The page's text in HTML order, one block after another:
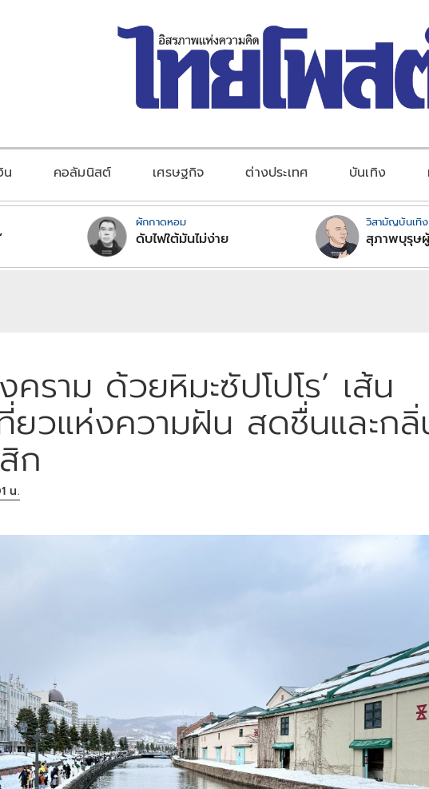
น คอลัมนิสต์ เศรษฐกิจ ต่างประเทศ บันเทิง
ผักกาดหอม
ดับไฟใต้มันไม่ง่าย
วิสามัญบันเทิง
สุภาพบุรุษผู้
คราม ด้วยหิมะซัปโปโร’ เส้น
ยวแห่งความฝัน สดชื่นและก
ก
น.